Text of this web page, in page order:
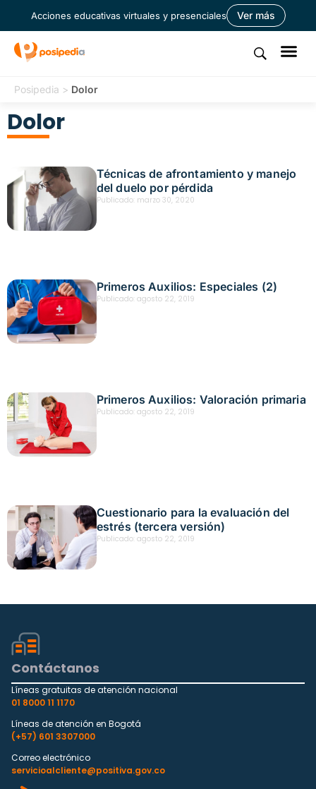
Acciones educativas virtuales y presenciales Ver más
Posipedia > Dolor
Dolor
Técnicas de afrontamiento y manejo
del duelo por pérdida
Publicado: marzo 30, 2020
Primeros Auxilios: Especiales (2)
Publicado: agosto 22, 2019
Primeros Auxilios: Valoración primaria
Publicado: agosto 22, 2019
Cuestionario para la evaluación del
estrés (tercera versión)
Publicado: agosto 22, 2019
Contáctanos
Líneas gratuitas de atención nacional
01 8000 11 1170
Líneas de atención en Bogotá
(+57) 601 3307000
Correo electrónico
servicioalcliente@positiva.gov.co